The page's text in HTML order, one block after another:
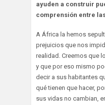
ayuden a construir
comprensión entre
A África la hemos
prejuicios que nos
realidad. Creemos que
y que por eso mismo
decir a sus habitantes
qué tienen que hacer,
sus vidas no cambian,